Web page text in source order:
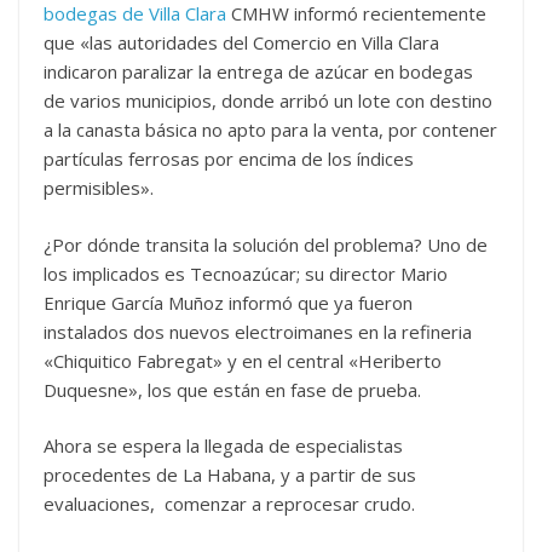
bodegas de Villa Clara CMHW informó recientemente
que «las autoridades del Comercio en Villa Clara
indicaron paralizar la entrega de azúcar en bodegas
de varios municipios, donde arribó un lote con destino
a la canasta básica no apto para la venta, por contener
partículas ferrosas por encima de los índices
permisibles».
¿Por dónde transita la solución del problema? Uno de
los implicados es Tecnoazúcar; su director Mario
Enrique García Muñoz informó que ya fueron
instalados dos nuevos electroimanes en la refineria
«Chiquitico Fabregat» y en el central «Heriberto
Duquesne», los que están en fase de prueba.
Ahora se espera la llegada de especialistas
procedentes de La Habana, y a partir de sus
evaluaciones, comenzar a reprocesar crudo.